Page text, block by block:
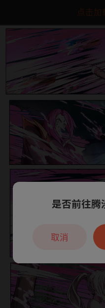
点击加
本章节仅支持
户
是否前往
取消